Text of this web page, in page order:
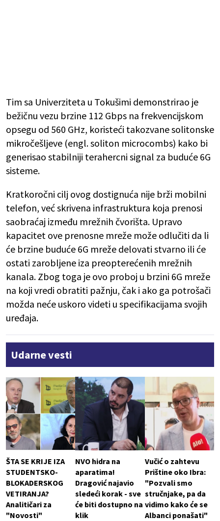
Tim sa Univerziteta u Tokušimi demonstrirao je
bežičnu vezu brzine 112 Gbps na frekvencijskom
opsegu od 560 GHz, koristeći takozvane solitonske
mikročešljeve (engl. soliton microcombs) kako bi
generisao stabilniji terahercni signal za buduće 6G
sisteme.
Kratkoročni cilj ovog dostignuća nije brži mobilni
telefon, već skrivena infrastruktura koja prenosi
saobraćaj između mrežnih čvorišta. Upravo
kapacitet ove prenosne mreže može odlučiti da li
će brzine buduće 6G mreže delovati stvarno ili će
ostati zarobljene iza preopterećenih mrežnih
kanala. Zbog toga je ovo proboj u brzini 6G mreže
na koji vredi obratiti pažnju, čak i ako ga potrošači
možda neće uskoro videti u specifikacijama svojih
uređaja.
Udarne vesti
ŠTA SE KRIJE IZA
STUDENTSKO-
BLOKADERSKOG
VETIRANJA?
Analitičari za
"Novosti"
NVO hidra na
aparatima!
Dragović najavio
sledeći korak - sve
će biti dostupno na
klik
Vučić o zahtevu
Prištine oko Ibra:
"Pozvali smo
stručnjake, pa da
vidimo kako će se
Albanci ponašati"